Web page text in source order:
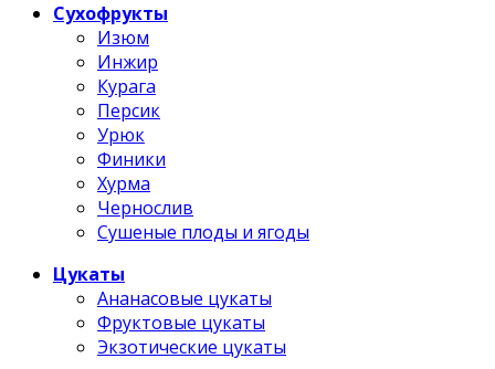
Сухофрукты
Изюм
Инжир
Курага
Персик
Урюк
Финики
Хурма
Чернослив
Сушеные плоды и ягоды
Цукаты
Ананасовые цукаты
Фруктовые цукаты
Экзотические цукаты